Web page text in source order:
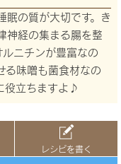
眠の質が大切です。き
神経の集まる腸を整
ルニチンが豊富なの
る味噌も菌食材なの
役立ちますよ♪
レシピを書く